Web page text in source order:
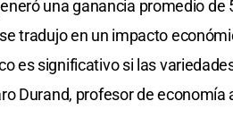
una ganancia promedio de
tradujo en un impacto
es significativo si las
Durand, profesor de economía